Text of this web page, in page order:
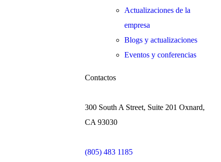
Actualizaciones de la
empresa
Blogs y actualizaciones
Eventos y conferencias
Contactos
300 South A Street, Suite 201 Oxnard,
CA 93030
(805) 483 1185